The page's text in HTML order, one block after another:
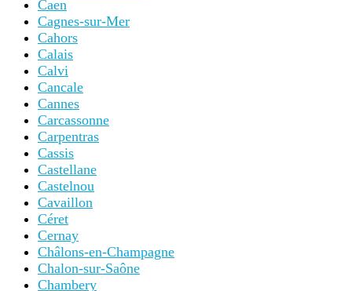
Caen
Cagnes-sur-Mer
Cahors
Calais
Calvi
Cancale
Cannes
Carcassonne
Carpentras
Cassis
Castellane
Castelnou
Cavaillon
Céret
Cernay
Châlons-en-Champagne
Chalon-sur-Saône
Chambery